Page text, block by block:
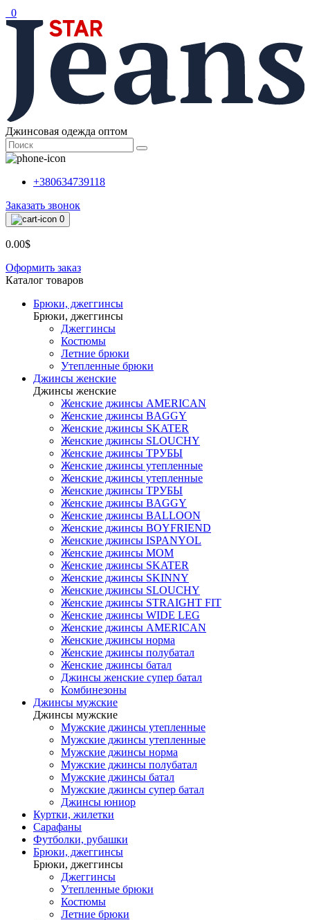
0
Джинсовая одежда оптом
+380634739118
Заказать звонок
0
0.00$
Оформить заказ
Каталог товаров
Брюки, джеггинсы
Брюки, джеггинсы
Джеггинсы
Костюмы
Летние брюки
Утепленные брюки
Джинсы женские
Джинсы женские
Женские джинсы AMERICAN
Женские джинсы BAGGY
Женские джинсы SKATER
Женские джинсы SLOUCHY
Женские джинсы ТРУБЫ
Женские джинсы утепленные
Женские джинсы утепленные
Женские джинсы ТРУБЫ
Женские джинсы BAGGY
Женские джинсы BALLOON
Женские джинсы BOYFRIEND
Женские джинсы ISPANYOL
Женские джинсы МОМ
Женские джинсы SKATER
Женские джинсы SKINNY
Женские джинсы SLOUCHY
Женские джинсы STRAIGHT FIT
Женские джинсы WIDE LEG
Женские джинсы AMERICAN
Женские джинсы норма
Женские джинсы полубатал
Женские джинсы батал
Джинсы женские супер батал
Комбинезоны
Джинсы мужские
Джинсы мужские
Мужские джинсы утепленные
Мужские джинсы утепленные
Мужские джинсы норма
Мужские джинсы полубатал
Мужские джинсы батал
Мужские джинсы супер батал
Джинсы юниор
Куртки, жилетки
Сарафаны
Футболки, рубашки
Брюки, джеггинсы
Брюки, джеггинсы
Джеггинсы
Утепленные брюки
Костюмы
Летние брюки